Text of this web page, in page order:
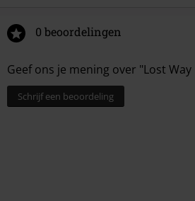
0 beoordelingen
Geef ons je mening over "Lost Way
Schrijf een beoordeling